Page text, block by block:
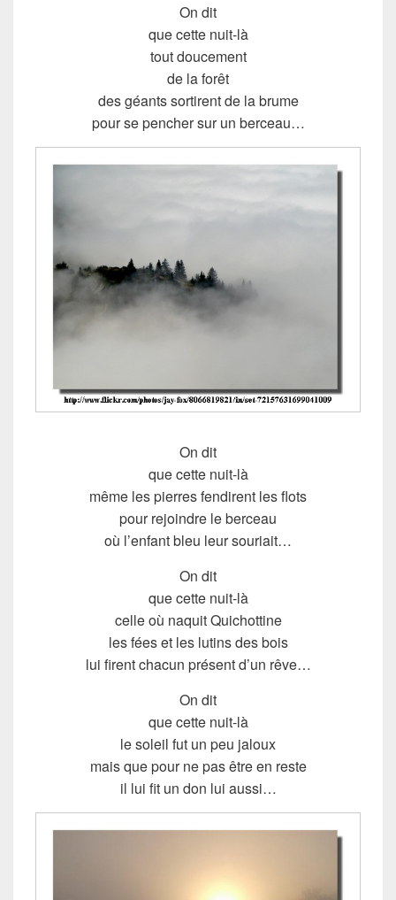
On dit
que cette nuit-là
tout doucement
de la forêt
des géants sortirent de la brume
pour se pencher sur un berceau…
On dit
que cette nuit-là
même les pierres fendirent les flots
pour rejoindre le berceau
où l’enfant bleu leur souriait…
On dit
que cette nuit-là
celle où naquit Quichottine
les fées et les lutins des bois
lui firent chacun présent d’un rêve…
On dit
que cette nuit-là
le soleil fut un peu jaloux
mais que pour ne pas être en reste
il lui fit un don lui aussi…